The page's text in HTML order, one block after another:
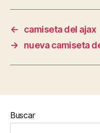
←
camiseta del ajax
→
nueva camiseta
Buscar